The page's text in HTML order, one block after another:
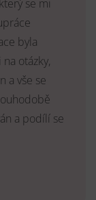
se mi
byla
otázky,
a vše se
a podílí se